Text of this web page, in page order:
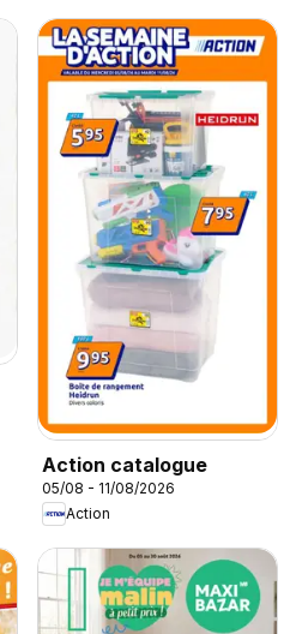
Action catalogue
05/08 - 11/08/2026
Action